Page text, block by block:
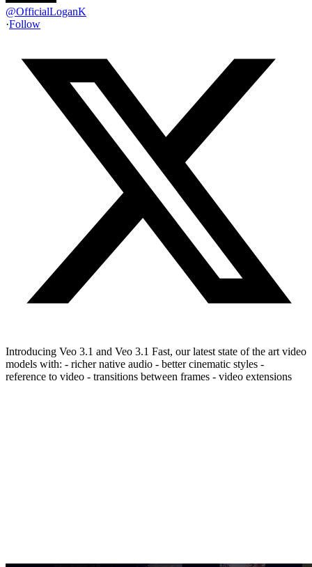
@OfficialLoganK
·Follow
Introducing Veo 3.1 and Veo 3.1 Fast, our latest state of the art video
models with: - richer native audio - better cinematic styles -
reference to video - transitions between frames - video extensions